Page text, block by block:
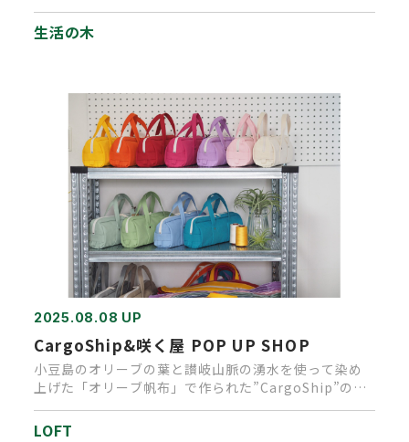
生活の木
2025.08.08 UP
CargoShip&咲く屋 POP UP SHOP
小豆島のオリーブの葉と讃岐山脈の湧水を使って染め
上げた「オリーブ帆布」で作られた”CargoShip”のバ
LOFT